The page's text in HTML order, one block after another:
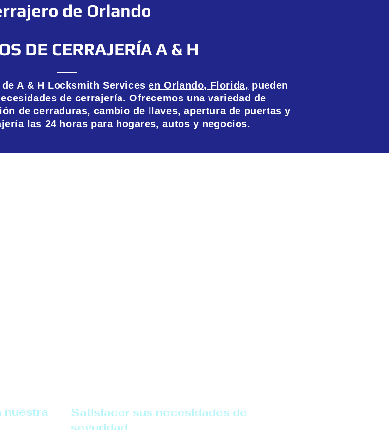
de Orlando
DE CERRAJERÍA A & H
A & H Locksmith Servicesen Orlando, Florida, pueden
de cerrajería. Ofrecemos una variedad de
de cerraduras, cambio de llaves, apertura de puertas y
las 24 horas para hogares, autos y negocios.
nuestra
Satisfacer sus necesidades de
seguridad